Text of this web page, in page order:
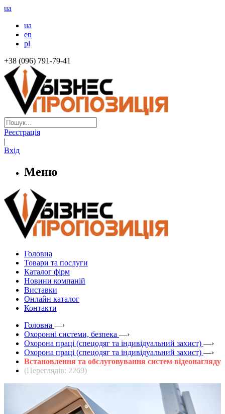
ua
ua
en
pl
+38 (096) 791-79-41
Реєстрація
|
Вхід
Меню
Головна
Товари та послуги
Каталог фірм
Новини компаній
Виставки
Онлайн каталог
Контакти
Головна —›
Охоронні системи, безпека —›
Охорона праці (спецодяг та індивідуальний захист) —›
Охорона праці (спецодяг та індивідуальний захист) —›
Встановлення та обслуговування систем відеонагляду
(Переглядів: 2269)